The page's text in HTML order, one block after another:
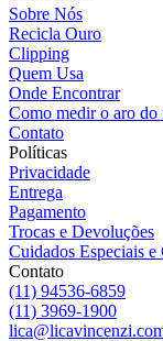
Sobre Nós
Recicla Ouro
Clipping
Quem Usa
Onde Encontrar
Como medir o aro do
Contato
Políticas
Privacidade
Entrega
Pagamento
Trocas e Devoluções
Cuidados Especiais e
Contato
(11) 94536-6859
(11) 3969-1900